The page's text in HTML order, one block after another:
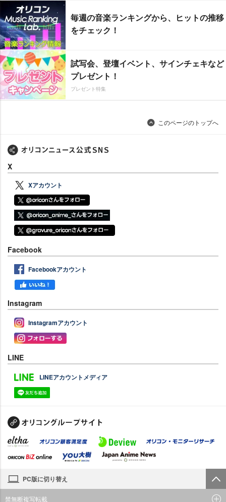
毎週の音楽ランキングから、ヒットの推移
をチェック！
試写会、登壇イベント、サインチェキなど
プレゼント！
プレゼント特集
このページのトップへ
X
Xアカウント
Facebook
Facebookアカウント
Instagram
Instagramアカウント
LINE
LINEアカウントメディア
PC版に切り替え
禁無断複写転載